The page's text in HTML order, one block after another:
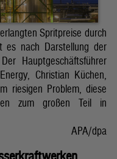
Spritpreise durch
es nach Darstellung der
Hauptgeschäftsführer
Christian Küchen,
riesigen Problem, diese
zum großen Teil in
APA/dpa